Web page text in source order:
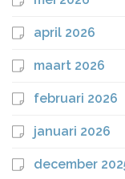
april 2026
maart 2026
februari 2026
januari 2026
december